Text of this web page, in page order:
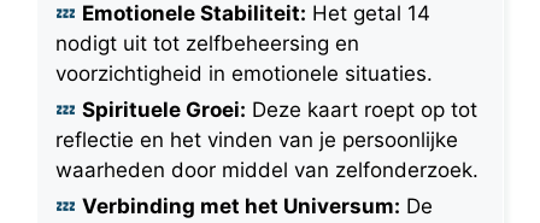
Emotionele Stabiliteit: Het getal 14
nodigt uit tot zelfbeheersing en
voorzichtigheid in emotionele situaties.
Spirituele Groei: Deze kaart roept op tot
reflectie en het vinden van je persoonlijke
waarheden door middel van zelfonderzoek.
Verbinding met het Universum: De